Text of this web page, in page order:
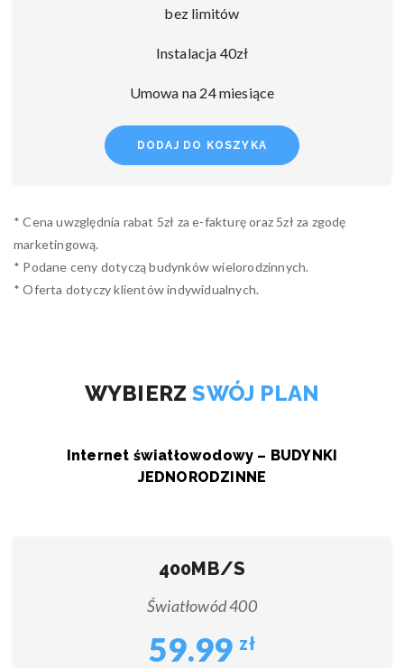
bez limitów
Instalacja 40zł
Umowa na 24 miesiące
DODAJ DO KOSZYKA
* Cena uwzględnia rabat 5zł za e-fakturę oraz 5zł za zgodę
marketingową.
* Podane ceny dotyczą budynków wielorodzinnych.
* Oferta dotyczy klientów indywidualnych.
WYBIERZ SWÓJ PLAN
Internet światłowodowy – BUDYNKI
JEDNORODZINNE
400MB/S
Światłowód 400
59.99 zł